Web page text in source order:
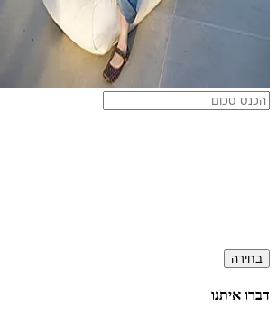
בחירה
דברו איתנו